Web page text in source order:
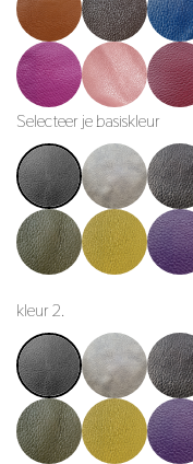
Selecteer je basiskleur
kleur 2.